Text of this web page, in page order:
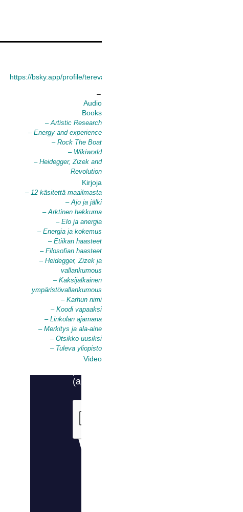
https://bsky.app/profile/terevaden.net
–
Audio
Books
– Artistic Research
– Energy and experience
– Rock The Boat
– Wikiworld
– Heidegger, Zizek and
Revolution
Kirjoja
– 12 käsitettä maailmasta
– Ajo ja jälki
– Arktinen hekkuma
– Elo ja anergia
– Energia ja kokemus
– Etiikan haasteet
– Filosofian haasteet
– Heidegger, Zizek ja
vallankumous
– Kaksijalkainen
ympäristövallankumous
– Karhun nimi
– Koodi vapaaksi
– Linkolan ajamana
– Merkitys ja ala-aine
– Otsikko uusiksi
– Tuleva yliopisto
Video